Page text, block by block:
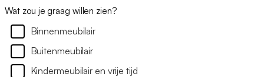
Wat zou je graag willen zien?
Binnenmeubilair
Buitenmeubilair
Kindermeubilair en vrije tijd